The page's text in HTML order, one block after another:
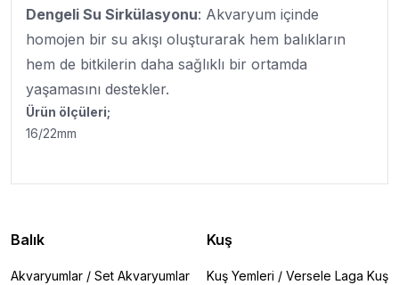
Dengeli Su Sirkülasyonu: Akvaryum içinde
homojen bir su akışı oluşturarak hem balıkların
hem de bitkilerin daha sağlıklı bir ortamda
yaşamasını destekler.
Ürün ölçüleri;
16/22mm
Balık
Akvaryumlar / Set Akvaryumlar
Kuş
Kuş Yemleri / Versele Laga Kuş